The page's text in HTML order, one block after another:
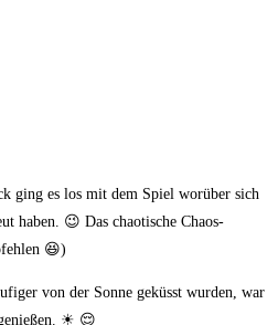
ging es los mit dem Spiel worüber sich
haben. 😉 Das chaotische Chaos-
😆)
von der Sonne geküsst wurden, war
☀ 😌